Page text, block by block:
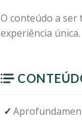
O conteúdo a
experiência única.